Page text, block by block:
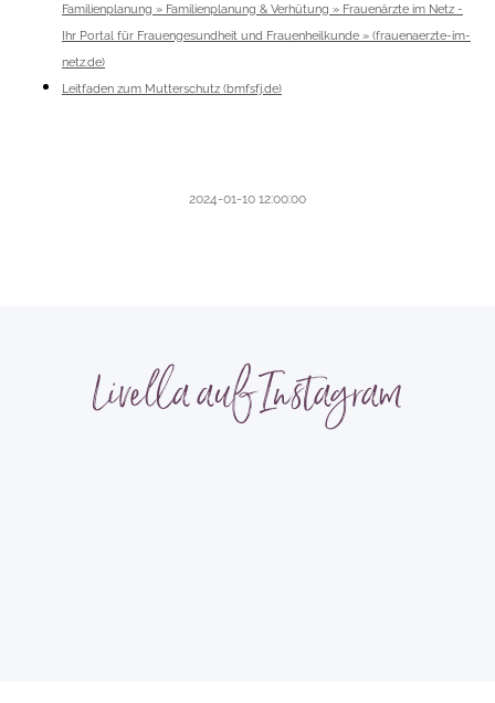
Familienplanung » Familienplanung & Verhütung » Frauenärzte im Netz -
Ihr Portal für Frauengesundheit und Frauenheilkunde » (frauenaerzte-im-
netz.de)
Leitfaden zum Mutterschutz (bmfsfj.de)
2024-01-10 12:00:00
Livella auf Instagram